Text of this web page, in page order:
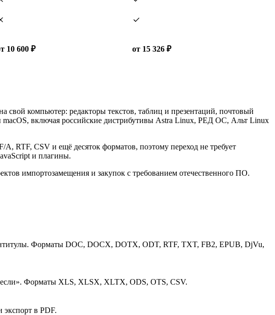
10 600 ₽ от 15 326 ₽
компьютер: редакторы текстов, таблиц и презентаций, почтовый
macOS, включая российские дистрибутивы Astra Linux, РЕД ОС, Альт Linux
RTF, CSV и ещё десяток форматов, поэтому переход не требует
и плагины.
импортозамещения и закупок с требованием отечественного ПО.
Форматы DOC, DOCX, DOTX, ODT, RTF, TXT, FB2, EPUB, DjVu,
Форматы XLS, XLSX, XLTX, ODS, OTS, CSV.
в PDF.